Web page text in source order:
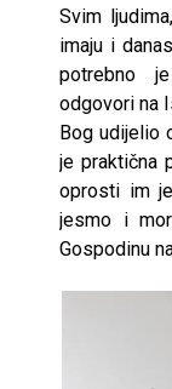
Svim
imaju i
potrebno
odgovori na
Bog udijelio
je praktična
oprosti im
jesmo i
Gospodinu